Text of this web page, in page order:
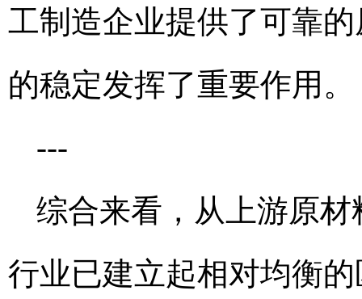
工制造企业提供了可靠
的稳定发挥了重要作用。
---
综合来看，从上游原
行业已建立起相对均衡